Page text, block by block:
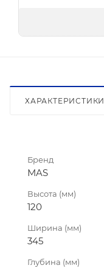
ХАРАКТЕРИСТИКИ
Бренд
MAS
Высота (мм)
120
Ширина (мм)
345
Глубина (мм)